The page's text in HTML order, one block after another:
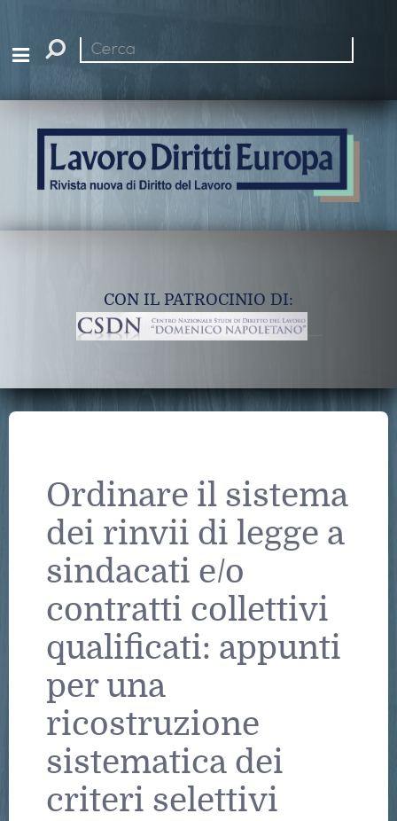
Cerca
CON IL PATROCINIO DI:
Ordinare il sistema
dei rinvii di legge a
sindacati e/o
contratti collettivi
qualificati: appunti
per una
ricostruzione
sistematica dei
criteri selettivi